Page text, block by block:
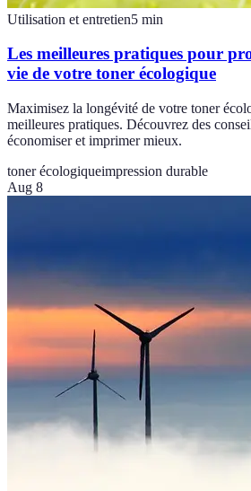
Utilisation et entretien5 min
Les meilleures pratiques pour
vie de votre toner écologique
Maximisez la longévité de votre toner
meilleures pratiques. Découvrez des
économiser et imprimer mieux.
toner écologiqueimpression durable
Aug 8